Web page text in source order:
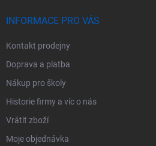
INFORMACE PRO VÁS
Kontakt prodejny
Doprava a platba
Nákup pro školy
Historie firmy a víc o nás
Vrátit zboží
Moje objednávka